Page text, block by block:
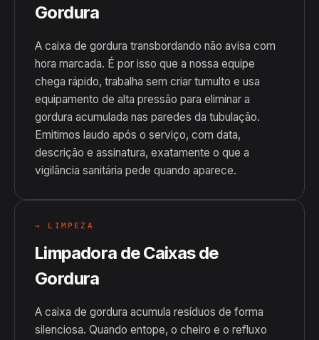
Gordura
A caixa de gordura transbordando não avisa com
hora marcada. É por isso que a nossa equipe
chega rápido, trabalha sem criar tumulto e usa
equipamento de alta pressão para eliminar a
gordura acumulada nas paredes da tubulação.
Emitimos laudo após o serviço, com data,
descrição e assinatura, exatamente o que a
vigilância sanitária pede quando aparece.
→ LIMPEZA
Limpadora de Caixas de
Gordura
A caixa de gordura acumula resíduos de forma
silenciosa. Quando entope, o cheiro e o refluxo